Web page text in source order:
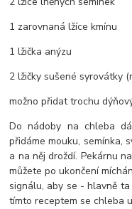
1 zarovnaná lžíce kmínu
1 lžička anýzu
2 lžičky sušené syrovátky
možno přidat trochu
Do nádoby na chleba
přidáme mouku, semínka,
a na něj droždí. Pekárnu
můžete po ukončení
signálu, aby se - hlavně
tímto receptem se chleba